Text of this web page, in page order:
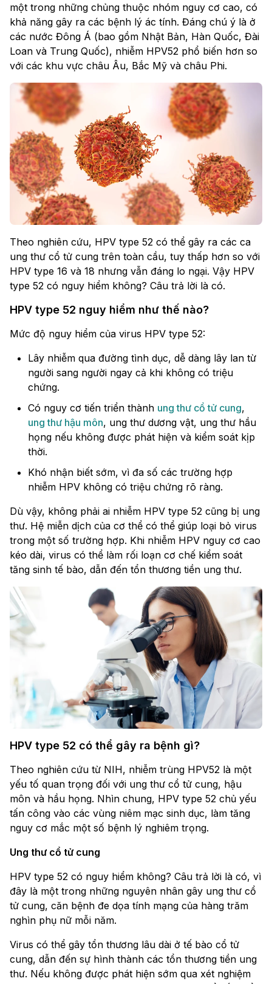
một trong những chủng thuộc nhóm nguy cơ cao, có
khả năng gây ra các bệnh lý ác tính. Đáng chú ý là ở
các nước Đông Á (bao gồm Nhật Bản, Hàn Quốc, Đài
Loan và Trung Quốc), nhiễm HPV52 phổ biến hơn so
với các khu vực châu Âu, Bắc Mỹ và châu Phi.
Theo nghiên cứu, HPV type 52 có thể gây ra các ca
ung thư cổ tử cung trên toàn cầu, tuy thấp hơn so với
HPV type 16 và 18 nhưng vẫn đáng lo ngại. Vậy HPV
type 52 có nguy hiểm không? Câu trả lời là có.
HPV type 52 nguy hiểm như thế nào?
Mức độ nguy hiểm của virus HPV type 52:
Lây nhiễm qua đường tình dục, dễ dàng lây lan từ
người sang người ngay cả khi không có triệu
chứng.
Có nguy cơ tiến triển thành ung thư cổ tử cung,
ung thư hậu môn, ung thư dương vật, ung thư hầu
họng nếu không được phát hiện và kiểm soát kịp
thời.
Khó nhận biết sớm, vì đa số các trường hợp
nhiễm HPV không có triệu chứng rõ ràng.
Dù vậy, không phải ai nhiễm HPV type 52 cũng bị ung
thư. Hệ miễn dịch của cơ thể có thể giúp loại bỏ virus
trong một số trường hợp. Khi nhiễm HPV nguy cơ cao
kéo dài, virus có thể làm rối loạn cơ chế kiểm soát
tăng sinh tế bào, dẫn đến tổn thương tiền ung thư.
HPV type 52 có thể gây ra bệnh gì?
Theo nghiên cứu từ NIH, nhiễm trùng HPV52 là một
yếu tố quan trọng đối với ung thư cổ tử cung, hậu
môn và hầu họng. Nhìn chung, HPV type 52 chủ yếu
tấn công vào các vùng niêm mạc sinh dục, làm tăng
nguy cơ mắc một số bệnh lý nghiêm trọng.
Ung thư cổ tử cung
HPV type 52 có nguy hiểm không? Câu trả lời là có, vì
đây là một trong những nguyên nhân gây ung thư cổ
tử cung, căn bệnh đe dọa tính mạng của hàng trăm
nghìn phụ nữ mỗi năm.
Virus có thể gây tổn thương lâu dài ở tế bào cổ tử
cung, dẫn đến sự hình thành các tổn thương tiền ung
thư. Nếu không được phát hiện sớm qua xét nghiệm